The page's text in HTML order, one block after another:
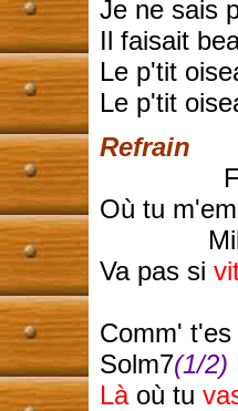
Je ne sais
Il faisait
Le p'tit
Le p'tit
Refrain
Où tu m'em
Va pas si
Comm' t'es
Solm7(1/2)
Làoù tu